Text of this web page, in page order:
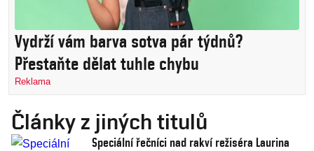
Vydrží vám barva sotva pár týdnů?
Přestaňte dělat tuhle chybu
Reklama
Články z jiných titulů
Speciální řečníci nad rakví režiséra Laurina